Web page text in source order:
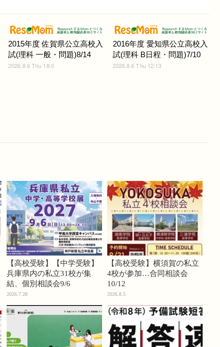
2015年度 佐賀県公立高校入
試(理科 一般・問題)8/14
2026.8.6 Thu 18:0
2016年度 愛知県公立高校入
試(理科 B日程・問題)7/10
2026.8.6 Thu 12:13
【高校受験】【中学受験】
兵庫県内の私立31校が集
結、個別相談会9/6
2026.7.28
【高校受験】横須賀の私立
4校が参加…合同相談会
10/12
2026.8.5